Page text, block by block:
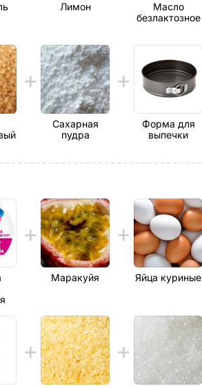
Лимон
Масло
безлактозное
Сахарная
пудра
Форма для
выпечки
Маракуйя Яйца куриные